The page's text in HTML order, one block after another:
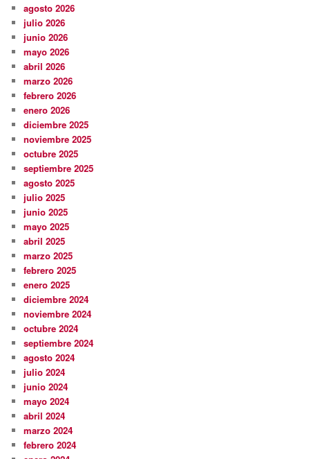
agosto 2026
julio 2026
junio 2026
mayo 2026
abril 2026
marzo 2026
febrero 2026
enero 2026
diciembre 2025
noviembre 2025
octubre 2025
septiembre 2025
agosto 2025
julio 2025
junio 2025
mayo 2025
abril 2025
marzo 2025
febrero 2025
enero 2025
diciembre 2024
noviembre 2024
octubre 2024
septiembre 2024
agosto 2024
julio 2024
junio 2024
mayo 2024
abril 2024
marzo 2024
febrero 2024